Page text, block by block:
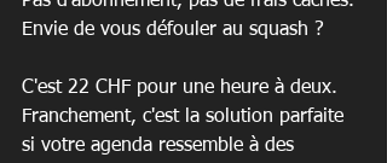
Envie de vous défouler au squash ?
C'est 22 CHF pour une heure à deux.
Franchement, c'est la solution parfaite
si votre agenda ressemble à des